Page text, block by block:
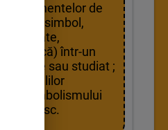
elementelor de
într-un
vedere sau studiat ;
principalilor
ai simbolismului
românesc.